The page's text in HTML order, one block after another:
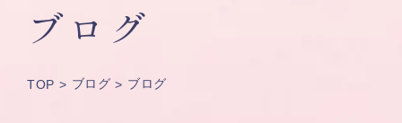
ブログ
TOP ブログ ブログ